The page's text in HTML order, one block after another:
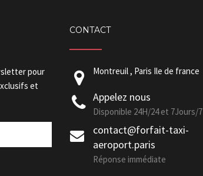
pour
et
CONTACT
Montreuil , Paris Ile de france
Appelez nous
Disponible 24H/24 et 7Jours/7
contact@forfait-taxi-
aeroport.paris
Réponse immédiate